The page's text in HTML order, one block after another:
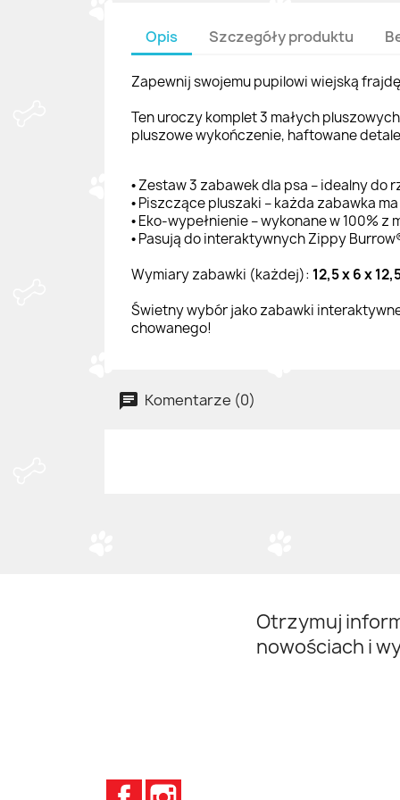
Opis Szczegóły produktu
Zapewnij swojemu pupilowi wiejską
Ten uroczy komplet 3 małych
pluszowe wykończenie, haftowane
• Zestaw 3 zabawek dla psa – idealny do
• Piszczące pluszaki – każda zabawka
• Eko-wypełnienie – wykonane w 100% z
• Pasują do interaktywnych Zippy
Wymiary zabawki (każdej): 12,5 x 6 x
Świetny wybór jako zabawki
chowanego!
Komentarze (0)
Otrzymuj
nowościach i
Facebook